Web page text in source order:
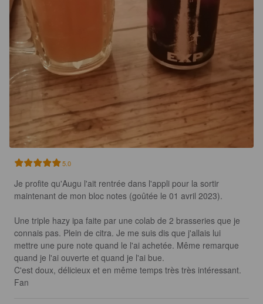
5.0
Je profite qu'Augu l'ait rentrée dans l'appli pour la sortir
maintenant de mon bloc notes (goûtée le 01 avril 2023).
Une triple hazy ipa faite par une colab de 2 brasseries que je
connais pas. Plein de citra. Je me suis dis que j'allais lui
mettre une pure note quand le l'ai achetée. Même remarque
quand je l'ai ouverte et quand je l'ai bue.
C'est doux, délicieux et en même temps très très intéressant.
Fan